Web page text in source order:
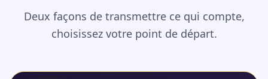
Deux façons de transmettre ce qui compte,
choisissez votre point de départ.